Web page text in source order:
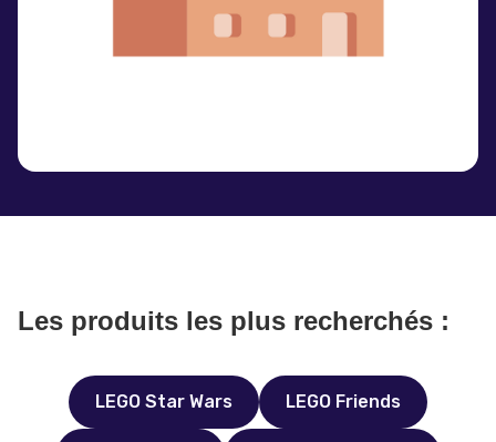
Les produits les plus recherchés :
LEGO Star Wars LEGO Friends